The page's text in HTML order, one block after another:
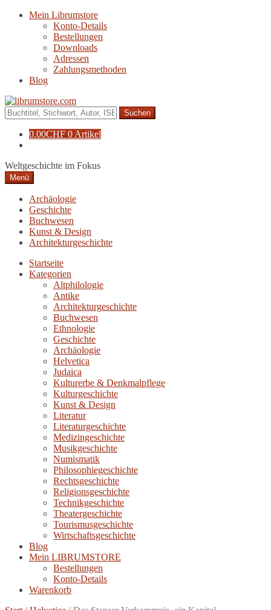
Navigation
Zum
Mein Librumstore
Konto-Details
Bestellungen
Downloads
Adressen
Zahlungsmethoden
Blog
Suche
nach:
0.00CHF 0 Artikel
Weltgeschichte im Fokus
Menü
Archäologie
Geschichte
Buchwesen
Kunst & Design
Architekturgeschichte
Startseite
Kategorien
Altphilologie
Antike
Architekturgeschichte
Buchwesen
Ethnologie
Geschichte
Archäologie
Helvetica
Judaica
Kulturerbe & Denkmalpflege
Kulturgeschichte
Kunst & Design
Literatur
Literaturgeschichte
Medizingeschichte
Musikgeschichte
Numismatik
Philosophiegeschichte
Rechtsgeschichte
Religionsgeschichte
Technikgeschichte
Theatergeschichte
Tourismusgeschichte
Wirtschaftsgeschichte
Blog
Mein LIBRUMSTORE
Bestellungen
Konto-Details
Warenkorb